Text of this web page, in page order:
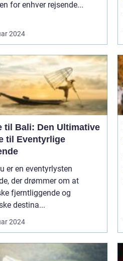
for enhver rejsende...
2024
til Bali: Den Ultimative
til Eventyrlige
er en eventyrlysten
der drømmer om at
fjerntliggende og
destina...
2024